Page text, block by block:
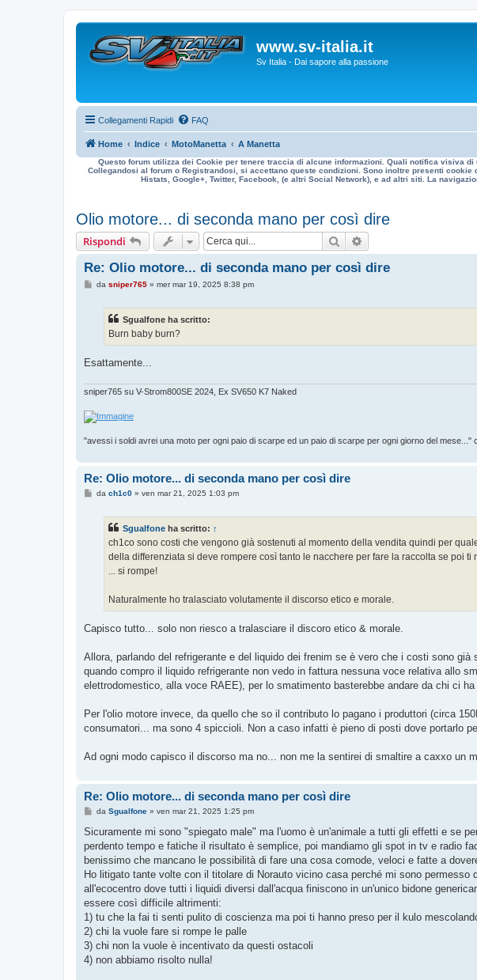
www.sv-italia.it
Sv Italia - Dai sapore alla passione
Collegamenti Rapidi FAQ
Home Indice MotoManetta A Manetta
Questo forum utilizza dei Cookie per tenere traccia di alcune informazioni. Quali notifica visiva
Collegandosi al forum o Registrandosi, si accettano queste condizioni. Sono inoltre presenti
Histats, Google+, Twitter, Facebook, (e altri Social Network), e ad altri siti. La
Olio motore... di seconda mano per così dire
Rispondi Cerca
Re: Olio motore... di seconda mano per così dire
M
o
da sniper765» mer mar 19, 2025 8:38 pm
Sgualfone ha scritto:
Burn baby burn?
Esattamente...
sniper765 su V-Strom800SE 2024, Ex SV650 K7 Naked
"avessi i soldi avrei una moto per ogni paio di scarpe ed un paio di scarpe per ogni giorno del mese..."
Re: Olio motore... di seconda mano per così dire
Mda ch1c0» ven mar 21, 2025 1:03 pm
Sgualfone ha scritto: ↑
ch1co sono costi che vengono già sostenuti al momento della vendita quindi per
della differenziata si deve rompere così tanto le nacchere per fare la raccolta se poi
... si rompe!
Naturalmente ho tralasciato volutamente il discorso etico e morale.
Capisco tutto... solo non riesco a tralasciare il discoro etico & morale.
Allora, parlando del refrigerante e del liquido dei frenim se è vero che i costi sono
quando compro il liquido refrigerante non vedo in fattura nessuna voce relativa allo
elettrodomestico, alla voce RAEE), per lo smatimento basterebbe andare da chi ci ha
Per l'olio motore invece, da quello che so il contributo lo pagano i produttori (circa
consumatori... ma sono 4 spiccioli. Non a caso infatti è pieno di posti dove portarlo
Ad ogni modo capisco il discorso ma no... non me la sentirei di smaltire a caxxo un
Re: Olio motore... di seconda mano per così dire
M
s
a
g
i
o
da Sgualfone» ven mar 21, 2025 1:25 pm
Sicuramente mi sono "spiegato male" ma l'uomo è un'animale a tutti gli effetti e se
perdento tempo e fatiche il risultato è semplice, poi mandiamo gli spot in tv e radio
benissimo che mancano le possibilità di fare una cosa comode, veloci e fatte a
Ho litigato tante volte con il titolare di Norauto vicino casa perché mi sono
all'ecocentro dove tutti i liquidi diversi dall'acqua finiscono in un'unico bidone
essere così difficile altrimenti:
1) tu che la fai ti senti pulito di coscienza ma poi ti hanno preso per il kulo
2) chi la vuole fare si rompe le palle
3) chi non la vuole è incentivato da questi ostacoli
4) non abbiamo risolto nulla!